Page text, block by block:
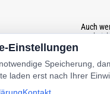
Auch
Einstellungen
Speicherung,
laden erst nach Ihrer